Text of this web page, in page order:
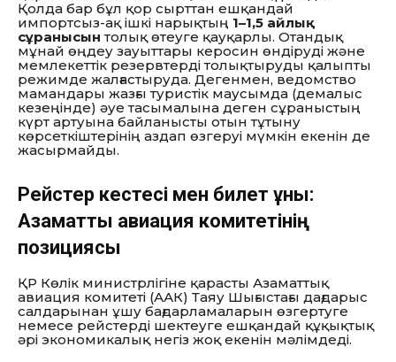
Қолда бар бұл қор сырттан ешқандай
импортсыз-ақ ішкі нарықтың 1–1,5 айлық
сұранысын толық өтеуге қауқарлы. Отандық
мұнай өңдеу зауыттары керосин өндіруді және
мемлекеттік резервтерді толықтыруды қалыпты
режимде жалғастыруда. Дегенмен, ведомство
мамандары жазғы туристік маусымда (демалыс
кезеңінде) әуе тасымалына деген сұраныстың
күрт артуына байланысты отын тұтыну
көрсеткіштерінің аздап өзгеруі мүмкін екенін де
жасырмайды.
Рейстер кестесі мен билет құны:
Азаматтық авиация комитетінің
позициясы
ҚР Көлік министрлігіне қарасты Азаматтық
авиация комитеті (ААК) Таяу Шығыстағы дағдарыс
салдарынан ұшу бағдарламаларын өзгертуге
немесе рейстерді шектеуге ешқандай құқықтық
әрі экономикалық негіз жоқ екенін мәлімдеді.